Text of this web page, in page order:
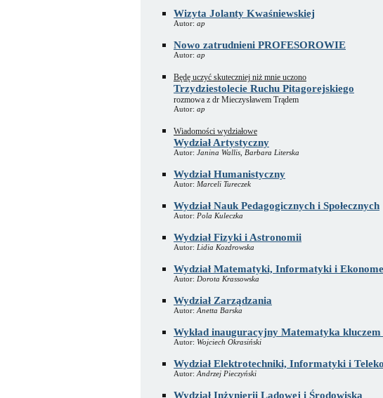
Wizyta Jolanty Kwaśniewskiej
Autor: ap
Nowo zatrudnieni PROFESOROWIE
Autor: ap
Będę uczyć skuteczniej niż mnie uczono
Trzydziestolecie Ruchu Pitagorejskiego
rozmowa z dr Mieczysławem Trądem
Autor: ap
Wiadomości wydziałowe
Wydział Artystyczny
Autor: Janina Wallis, Barbara Literska
Wydział Humanistyczny
Autor: Marceli Tureczek
Wydział Nauk Pedagogicznych i Społecznych
Autor: Pola Kuleczka
Wydział Fizyki i Astronomii
Autor: Lidia Kozdrowska
Wydział Matematyki, Informatyki i
Autor: Dorota Krassowska
Wydział Zarządzania
Autor: Anetta Barska
Wykład inauguracyjny Matematyka
Autor: Wojciech Okrasiński
Wydział Elektrotechniki, Informatyki i
Autor: Andrzej Pieczyński
Wydział Inżynierii Lądowej i Środowiska